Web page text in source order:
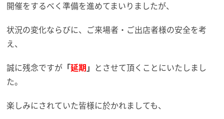
開催をするべく準備を進めてまいりましたが、
状況の変化ならびに、ご来場者・ご出店者様の安全を考
え、
誠に残念ですが 「延期」 とさせて頂くことにいたしまし
た。
楽しみにされていた皆様に於かれましても、